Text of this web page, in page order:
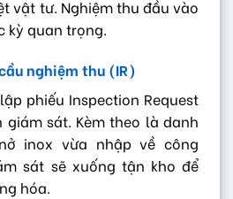
vật tư. Nghiệm thu đầu vào
kỳ quan trọng.
nghiệm thu (IR)
phiếu Inspection Request
sát. Kèm theo là danh
inox vừa nhập về công
sát sẽ xuống tận kho để
hóa.